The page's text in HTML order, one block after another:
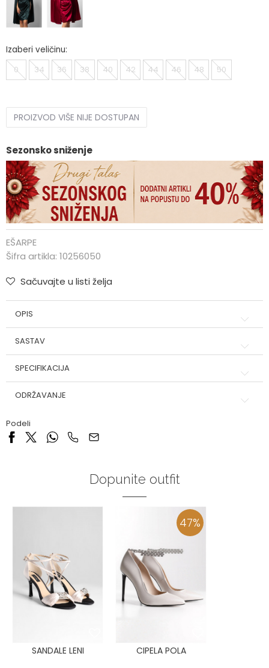
Izaberi veličinu:
0
34 36 38 40 42 44 46 48 50
PROIZVOD VIŠE NIJE DOSTUPAN
Sezonsko sniženje
EŠARPE
Šifra artikla: 10256050
Sačuvajte u listi želja
OPIS
SASTAV
SPECIFIKACIJA
ODRŽAVANJE
Podeli
Dopunite outfit
SANDALE LENI
47%
CIPELA POLA